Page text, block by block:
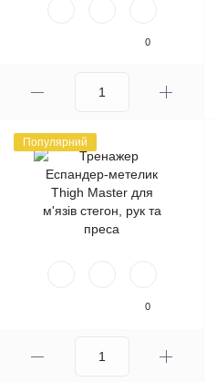
0
Популярний
0